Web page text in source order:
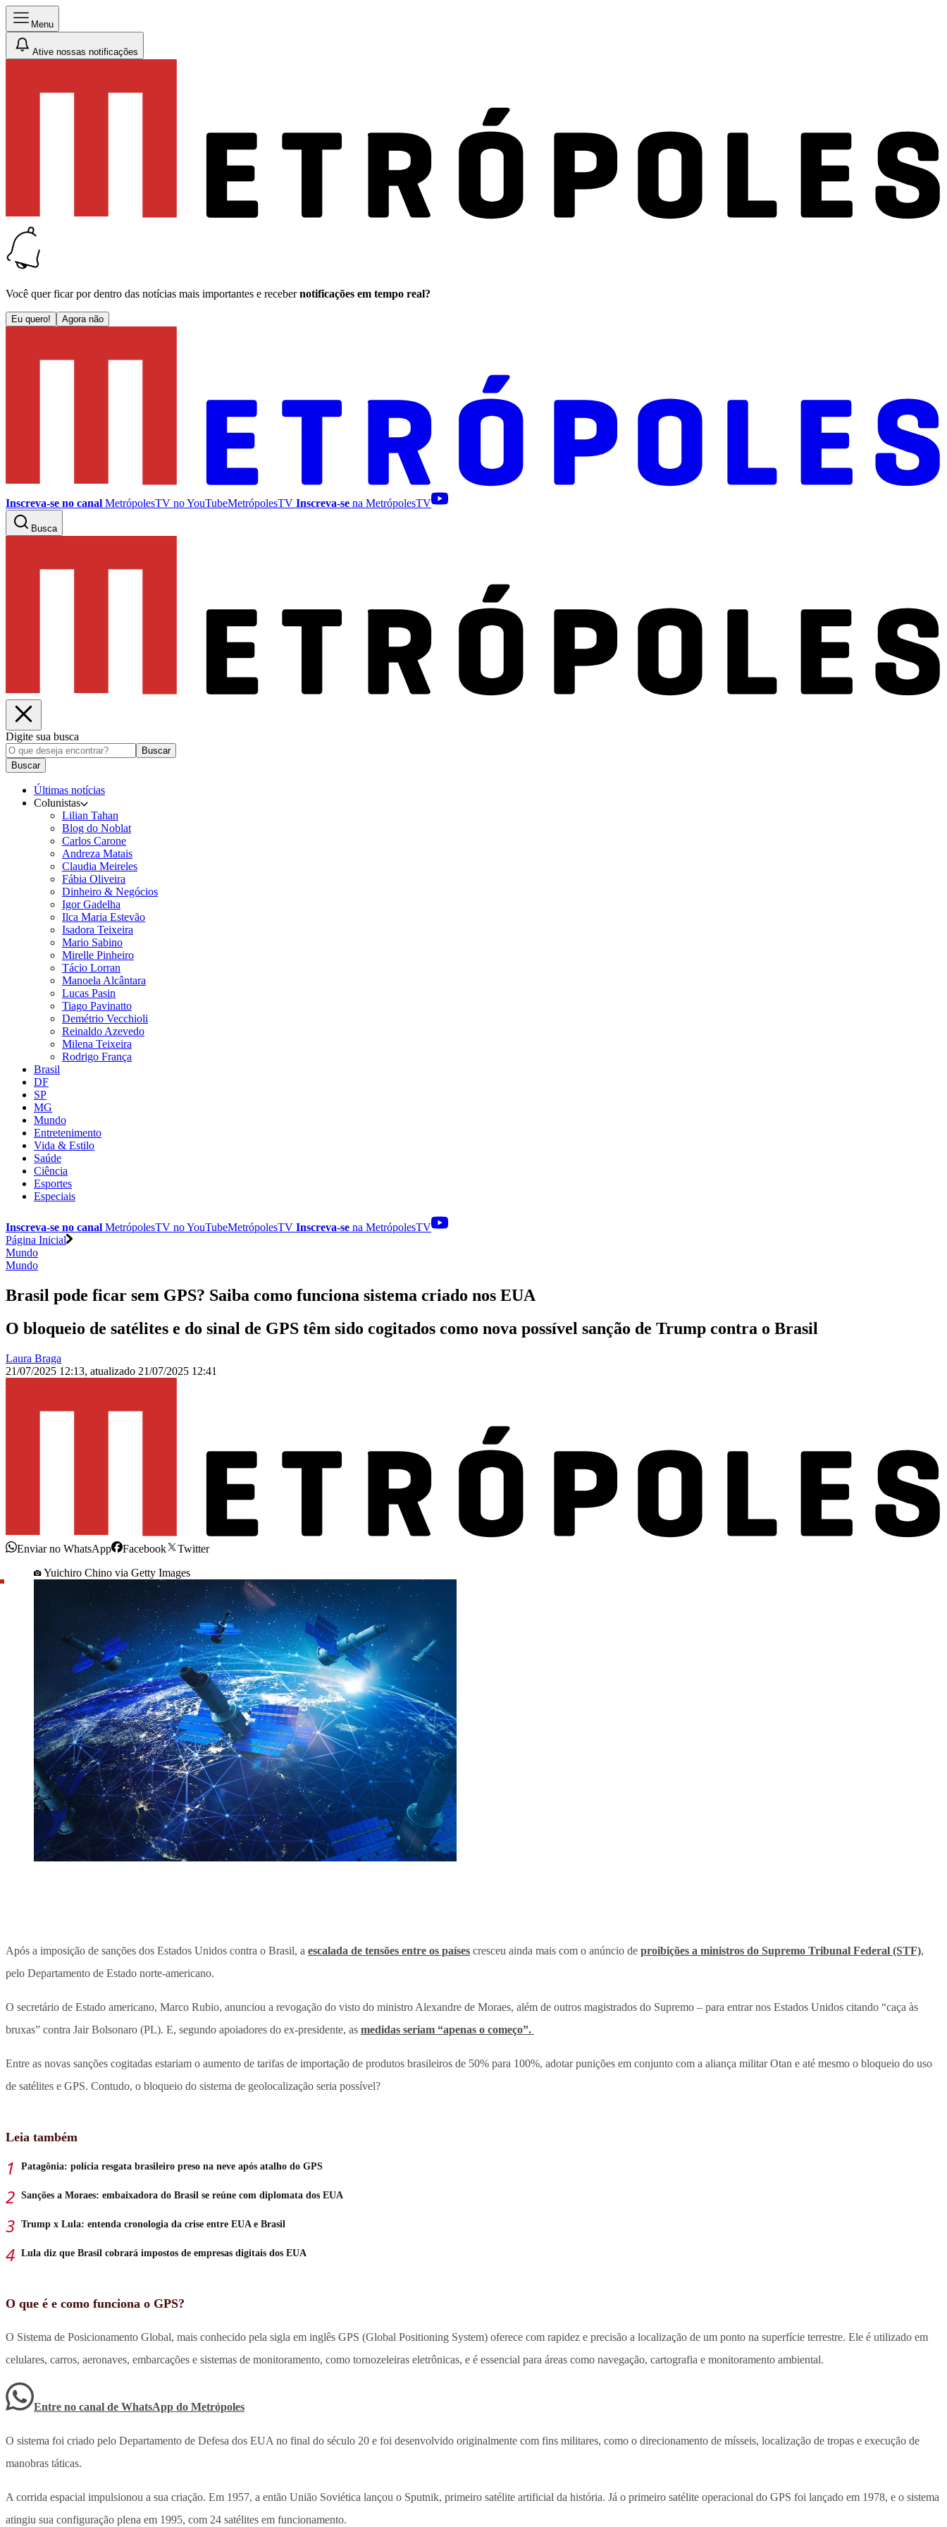
Menu
Ative nossas notificações
Você quer ficar por dentro das notícias mais importantes e receber notificações em tempo real?
Eu quero! Agora não
Inscreva-se no canal MetrópolesTV noYouTubeMetrópolesTV Inscreva-se na MetrópolesTV
Busca
Digite sua busca
Buscar
Buscar
Últimas notícias
Colunistas
Lilian Tahan
Blog do Noblat
Carlos Carone
Andreza Matais
Claudia Meireles
Fábia Oliveira
Dinheiro & Negócios
Igor Gadelha
Ilca Maria Estevão
Isadora Teixeira
Mario Sabino
Mirelle Pinheiro
Tácio Lorran
Manoela Alcântara
Lucas Pasin
Tiago Pavinatto
Demétrio Vecchioli
Reinaldo Azevedo
Milena Teixeira
Rodrigo França
Brasil
DF
SP
MG
Mundo
Entretenimento
Vida & Estilo
Saúde
Ciência
Esportes
Especiais
Inscreva-se no canal MetrópolesTV noYouTubeMetrópolesTV Inscreva-se na MetrópolesTV
Página Inicial
Mundo
Mundo
Brasil pode ficar sem GPS? Saiba como funciona sistema criado nos EUA
O bloqueio de satélites e do sinal de GPS têm sido cogitados como nova possível sanção de Trump contra o Brasil
Laura Braga
21/07/2025 12:13, atualizado 21/07/2025 12:41
Enviar no WhatsApp Facebook
Twitter
Yuichiro Chino via Getty Images
Após a imposição de sanções dos Estados Unidos contra o Brasil, a escalada de tensões entre os países cresceu ainda mais com o anúncio de proibições a ministros do Supremo Tribunal Federal (STF),
pelo Departamento de Estado norte-americano.
O secretário de Estado americano, Marco Rubio, anunciou a revogação do visto do ministro Alexandre de Moraes, além de outros magistrados do Supremo – para entrar nos Estados Unidos citando “caça às
bruxas” contra Jair Bolsonaro (PL). E, segundo apoiadores do ex-presidente, as medidas seriam “apenas o começo”.
Entre as novas sanções cogitadas estariam o aumento de tarifas de importação de produtos brasileiros de 50% para 100%, adotar punições em conjunto com a aliança militar Otan e até mesmo o bloqueio do uso
de satélites e GPS. Contudo, o bloqueio do sistema de geolocalização seria possível?
Leia também
Patagônia: polícia resgata brasileiro preso na neve após atalho do GPS
Sanções a Moraes: embaixadora do Brasil se reúne com diplomata dos EUA
Trump x Lula: entenda cronologia da crise entre EUA e Brasil
Lula diz que Brasil cobrará impostos de empresas digitais dos EUA
O que é e como funciona o GPS?
O Sistema de Posicionamento Global, mais conhecido pela sigla em inglês GPS (Global Positioning System) oferece com rapidez e precisão a localização de um ponto na superfície terrestre. Ele é utilizado em
celulares, carros, aeronaves, embarcações e sistemas de monitoramento, como tornozeleiras eletrônicas, e é essencial para áreas como navegação, cartografia e monitoramento ambiental.
Entre no canal de WhatsApp do Metrópoles
O sistema foi criado pelo Departamento de Defesa dos EUA no final do século 20 e foi desenvolvido originalmente com fins militares, como o direcionamento de mísseis, localização de tropas e execução de
manobras táticas.
A corrida espacial impulsionou a sua criação. Em 1957, a então União Soviética lançou o Sputnik, primeiro satélite artificial da história. Já o primeiro satélite operacional do GPS foi lançado em 1978, e o sistema
atingiu sua configuração plena em 1995, com 24 satélites em funcionamento.